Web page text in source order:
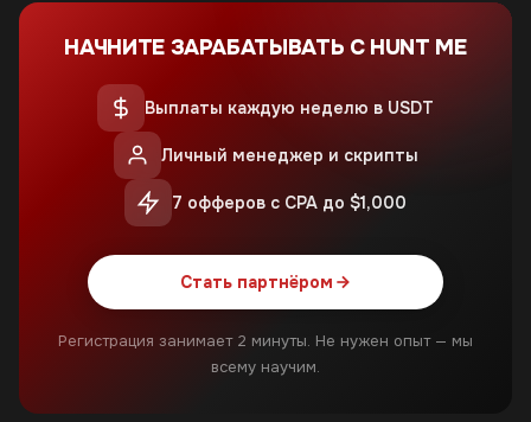
НАЧНИТЕ ЗАРАБАТЫВАТЬ С HUNT ME
Выплаты каждую неделю в USDT
Личный менеджер и скрипты
7 офферов с CPA до $1,000
Стать партнёром
Регистрация занимает 2 минуты. Не нужен опыт — мы
всему научим.